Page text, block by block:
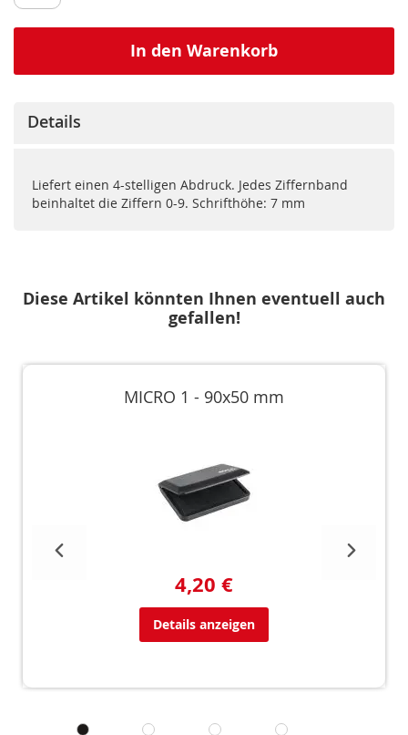
In den Warenkorb
Details
Liefert einen 4-stelligen Abdruck. Jedes Ziffernband
beinhaltet die Ziffern 0-9. Schrifthöhe: 7 mm
Diese Artikel könnten Ihnen eventuell auch
gefallen!
MICRO 1 - 90x50 mm
4,20 €
Details anzeigen